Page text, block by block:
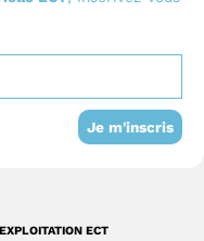
Je m'inscris
ECT